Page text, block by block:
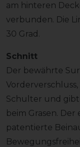
am hinteren
verbunden. Die
30 Grad.
Schnitt
Der bewährte
Schulter und
beim Grasen.
patentierte